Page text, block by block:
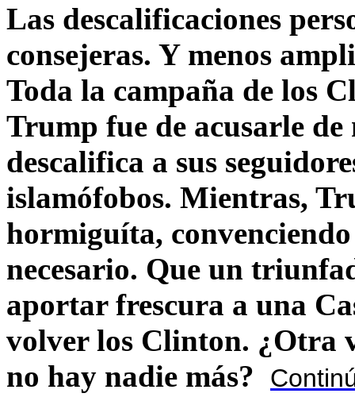
Las descalificaciones
consejeras. Y menos
Toda la campaña de los
Trump fue de acusarle
descalifica a sus
islamófobos. Mientras,
hormiguíta,
necesario. Que un
aportar frescura a una
volver los Clinton. ¿Otra
no hay nadie más?